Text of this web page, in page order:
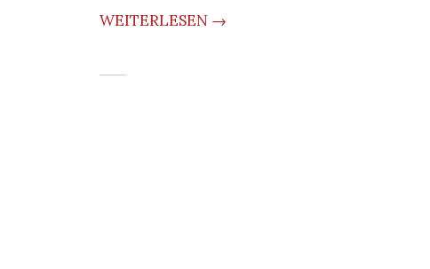
WEITERLESEN →